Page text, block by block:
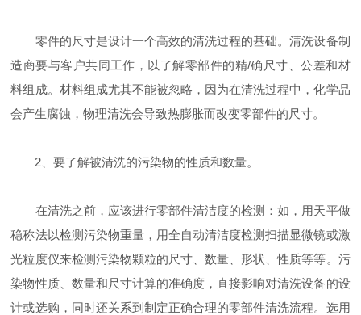
零件的尺寸是设计一个高效的清洗过程的基础。清洗设备制
造商要与客户共同工作，以了解零部件的精/确尺寸、公差和材
料组成。材料组成尤其不能被忽略，因为在清洗过程中，化学品
会产生腐蚀，物理清洗会导致热膨胀而改变零部件的尺寸。
2、要了解被清洗的污染物的性质和数量。
在清洗之前，应该进行零部件清洁度的检测：如，用天平做
稳称法以检测污染物重量，用全自动清洁度检测扫描显微镜或激
光粒度仪来检测污染物颗粒的尺寸、数量、形状、性质等等。污
染物性质、数量和尺寸计算的准确度，直接影响对清洗设备的设
计或选购，同时还关系到制定正确合理的零部件清洗流程。选用